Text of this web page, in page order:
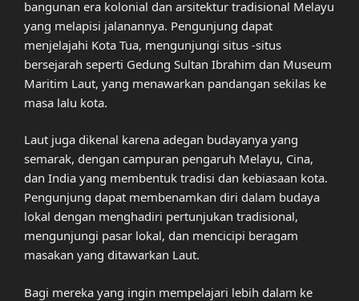
bangunan era kolonial dan arsitektur tradisional Melayu
yang melapisi jalanannya. Pengunjung dapat
menjelajahi Kota Tua, mengunjungi situs -situs
bersejarah seperti Gedung Sultan Ibrahim dan Museum
Maritim Laut, yang menawarkan pandangan sekilas ke
masa lalu kota.
Laut juga dikenal karena adegan budayanya yang
semarak, dengan campuran pengaruh Melayu, Cina,
dan India yang membentuk tradisi dan kebiasaan kota.
Pengunjung dapat membenamkan diri dalam budaya
lokal dengan menghadiri pertunjukan tradisional,
mengunjungi pasar lokal, dan mencicipi beragam
masakan yang ditawarkan Laut.
Bagi mereka yang ingin mempelajari lebih dalam ke